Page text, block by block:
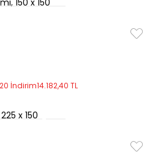
İndirim14.182,40 TL